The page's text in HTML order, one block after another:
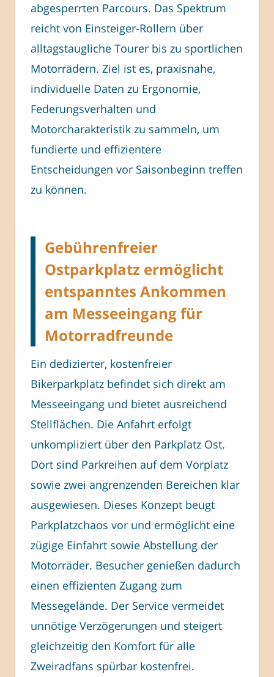
abgesperrten Parcours. Das Spektrum
reicht von Einsteiger-Rollern über
alltagstaugliche Tourer bis zu sportlichen
Motorrädern. Ziel ist es, praxisnahe,
individuelle Daten zu Ergonomie,
Federungsverhalten und
Motorcharakteristik zu sammeln, um
fundierte und effizientere
Entscheidungen vor Saisonbeginn treffen
zu können.
Gebührenfreier
Ostparkplatz ermöglicht
entspanntes Ankommen
am Messeeingang für
Motorradfreunde
Ein dedizierter, kostenfreier
Bikerparkplatz befindet sich direkt am
Messeeingang und bietet ausreichend
Stellflächen. Die Anfahrt erfolgt
unkompliziert über den Parkplatz Ost.
Dort sind Parkreihen auf dem Vorplatz
sowie zwei angrenzenden Bereichen klar
ausgewiesen. Dieses Konzept beugt
Parkplatzchaos vor und ermöglicht eine
zügige Einfahrt sowie Abstellung der
Motorräder. Besucher genießen dadurch
einen effizienten Zugang zum
Messegelände. Der Service vermeidet
unnötige Verzögerungen und steigert
gleichzeitig den Komfort für alle
Zweiradfans spürbar kostenfrei.